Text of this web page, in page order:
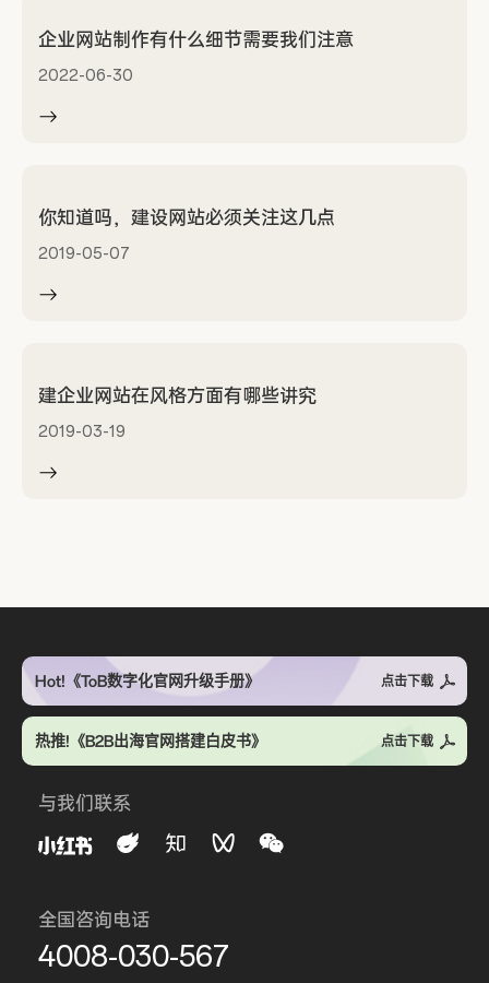
企业网站制作有什么细节需要我们注意
2022-06-30
你知道吗，建设网站必须关注这几点
2019-05-07
建企业网站在风格方面有哪些讲究
2019-03-19
Hot!《ToB数字化官网升级手册》 点击下载
热推!《B2B出海官网搭建白皮书》 点击下载
与我们联系
全国咨询电话
4008-030-567